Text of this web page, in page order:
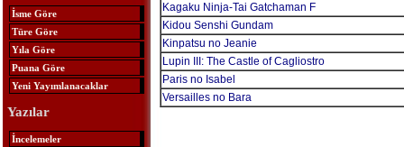
İsme Göre
Türe Göre
Yıla Göre
Puana Göre
Yeni Yayımlanacaklar
Yazılar
İncelemeler
Kagaku Ninja-Tai Gatchaman F
Kidou Senshi Gundam
Kinpatsu no Jeanie
Lupin III: The Castle of Cagliostro
Paris no Isabel
Versailles no Bara